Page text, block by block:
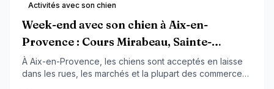
Activités avec son chien
Week-end avec son chien à Aix-en-
Provence : Cours Mirabeau, Sainte-
Victoire et parc Jourdan 2026
À Aix-en-Provence, les chiens sont acceptés en laisse
dans les rues, les marchés et la plupart des commerces,